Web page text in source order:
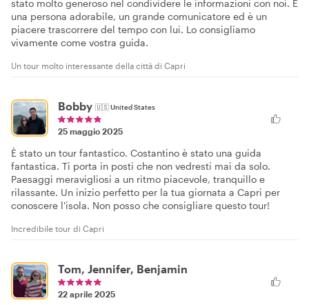
stato molto generoso nel condividere le informazioni con noi. È
una persona adorabile, un grande comunicatore ed è un
piacere trascorrere del tempo con lui. Lo consigliamo
vivamente come vostra guida.
Un tour molto interessante della città di Capri
Bobby 🇺🇸United States
25 maggio 2025
È stato un tour fantastico. Costantino è stato una guida
fantastica. Ti porta in posti che non vedresti mai da solo.
Paesaggi meravigliosi a un ritmo piacevole, tranquillo e
rilassante. Un inizio perfetto per la tua giornata a Capri per
conoscere l'isola. Non posso che consigliare questo tour!
Incredibile tour di Capri
Tom, Jennifer, Benjamin
22 aprile 2025